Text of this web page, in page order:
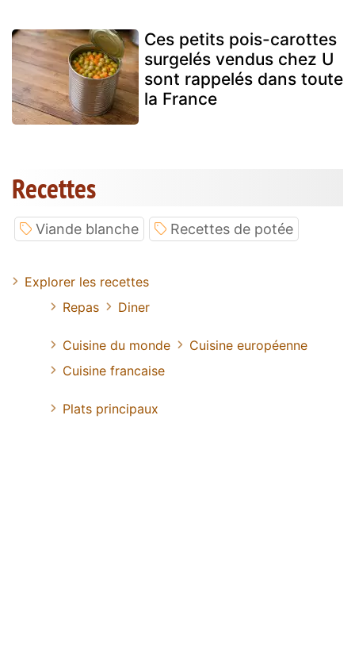
Ces petits pois-carottes
surgelés vendus chez U
sont rappelés dans toute
la France
Recettes
Viande blanche Recettes de potée
Explorer les recettes
Repas
Diner
Cuisine du monde
Cuisine européenne
Cuisine francaise
Plats principaux